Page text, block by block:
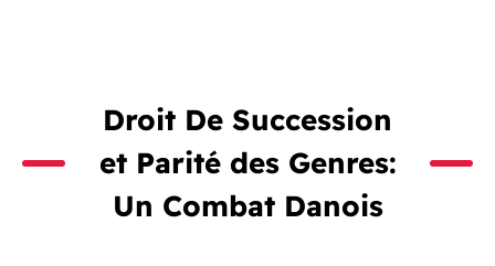
Droit De Succession
et Parité des Genres:
Un Combat Danois